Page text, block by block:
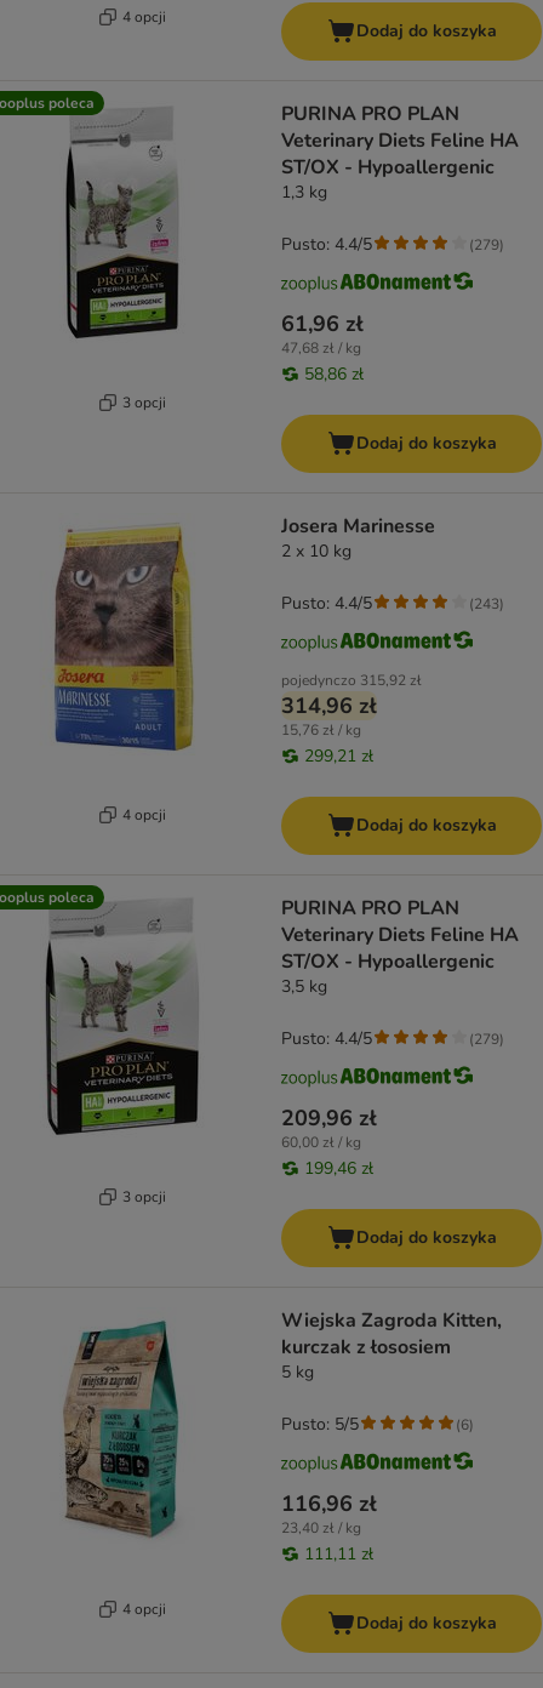
4 opcji
Dodaj do koszyka
poleca
3 opcji
PURINA PRO PLAN
Veterinary Diets Feline HA
ST/OX - Hypoallergenic
1,3 kg
61,96 zł
47,68 zł / kg
58,86 zł
Pusto: 4.4/5 (279)
Dodaj do koszyka
4 opcji
Josera Marinesse
2 x 10 kg
pojedynczo 315,92 zł
314,96 zł
15,76 zł / kg
299,21 zł
Pusto: 4.4/5 (243)
Dodaj do koszyka
poleca
3 opcji
PURINA PRO PLAN
Veterinary Diets Feline HA
ST/OX - Hypoallergenic
3,5 kg
209,96 zł
60,00 zł / kg
199,46 zł
Pusto: 4.4/5 (279)
Dodaj do koszyka
4 opcji
Wiejska Zagroda Kitten,
kurczak z łososiem
5 kg
116,96 zł
23,40 zł / kg
111,11 zł
Pusto: 5/5 (6)
Dodaj do koszyka